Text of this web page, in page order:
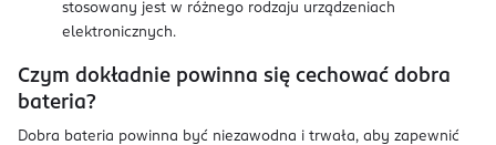
stosowany jest w różnego rodzaju urządzeniach
elektronicznych.
Czym dokładnie powinna się cechować dobra
bateria?
Dobra bateria powinna być niezawodna i trwała, aby zapewnić